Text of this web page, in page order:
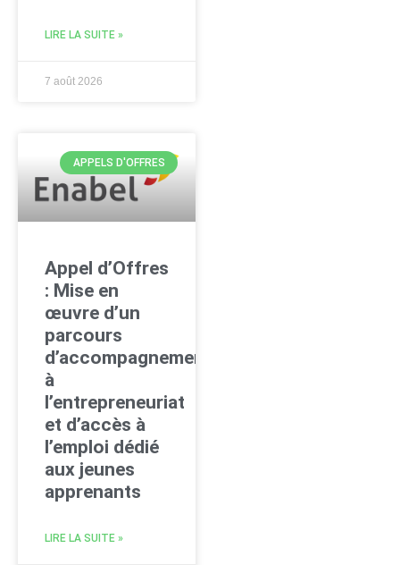
LIRE LA SUITE »
7 août 2026
APPELS D'OFFRES
Appel d’Offres
: Mise en
œuvre d’un
parcours
d’accompagnement
à
l’entrepreneuriat
et d’accès à
l’emploi dédié
aux jeunes
apprenants
LIRE LA SUITE »